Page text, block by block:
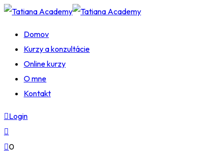
Skip
content
Domov
Kurzy a konzultácie
Online kurzy
O mne
Kontakt
Login
0